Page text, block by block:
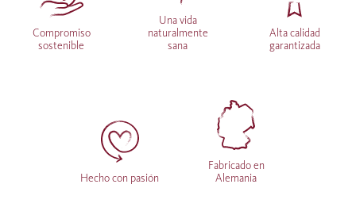
Compromiso
sostenible
Una vida
naturalmente
sana
Alta calidad
garantizada
Hecho con pasión
Fabricado en
Alemania